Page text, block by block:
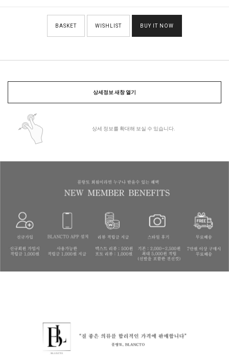
BASKET WISHLIST BUY IT NOW
상세정보 새창 열기
상세 정보를 확대해 보실 수 있습니다.